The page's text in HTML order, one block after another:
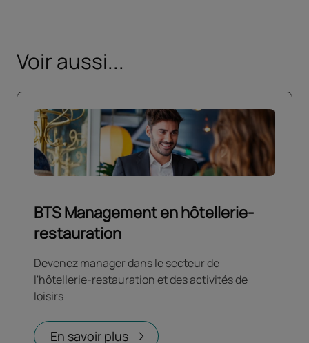
Voir aussi...
BTS Management en hôtellerie-
restauration
Devenez manager dans le secteur de
l'hôtellerie-restauration et des activités de
loisirs
En savoir plus